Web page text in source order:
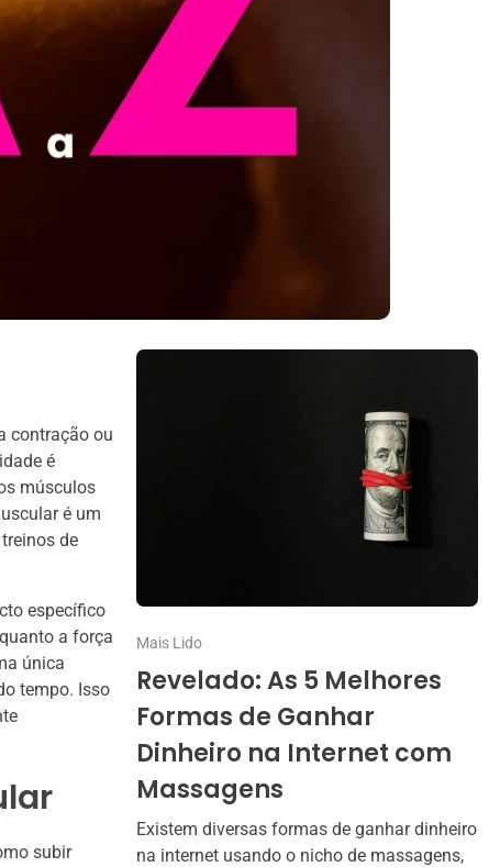
contração ou
é
músculos
é um
de
específico
a força
única
tempo. Isso
subir
Mais Lido
Revelado: As 5 Melhores
Formas de Ganhar
Dinheiro na Internet com
Massagens
Existem diversas formas de ganhar dinheiro
na internet usando o nicho de massagens,